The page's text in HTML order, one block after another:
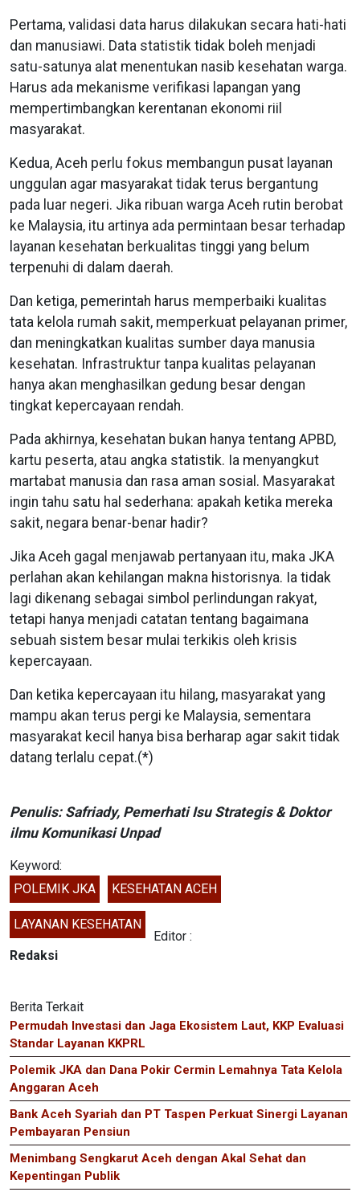
Pertama, validasi data harus dilakukan secara hati-hati
dan manusiawi. Data statistik tidak boleh menjadi
satu-satunya alat menentukan nasib kesehatan warga.
Harus ada mekanisme verifikasi lapangan yang
mempertimbangkan kerentanan ekonomi riil
masyarakat.
Kedua, Aceh perlu fokus membangun pusat layanan
unggulan agar masyarakat tidak terus bergantung
pada luar negeri. Jika ribuan warga Aceh rutin berobat
ke Malaysia, itu artinya ada permintaan besar terhadap
layanan kesehatan berkualitas tinggi yang belum
terpenuhi di dalam daerah.
Dan ketiga, pemerintah harus memperbaiki kualitas
tata kelola rumah sakit, memperkuat pelayanan primer,
dan meningkatkan kualitas sumber daya manusia
kesehatan. Infrastruktur tanpa kualitas pelayanan
hanya akan menghasilkan gedung besar dengan
tingkat kepercayaan rendah.
Pada akhirnya, kesehatan bukan hanya tentang APBD,
kartu peserta, atau angka statistik. Ia menyangkut
martabat manusia dan rasa aman sosial. Masyarakat
ingin tahu satu hal sederhana: apakah ketika mereka
sakit, negara benar-benar hadir?
Jika Aceh gagal menjawab pertanyaan itu, maka JKA
perlahan akan kehilangan makna historisnya. Ia tidak
lagi dikenang sebagai simbol perlindungan rakyat,
tetapi hanya menjadi catatan tentang bagaimana
sebuah sistem besar mulai terkikis oleh krisis
kepercayaan.
Dan ketika kepercayaan itu hilang, masyarakat yang
mampu akan terus pergi ke Malaysia, sementara
masyarakat kecil hanya bisa berharap agar sakit tidak
datang terlalu cepat.(*)
Penulis: Safriady, Pemerhati Isu Strategis & Doktor
ilmu Komunikasi Unpad
Keyword:
POLEMIK JKA
KESEHATAN ACEH
LAYANAN KESEHATAN
Editor :
Redaksi
Berita Terkait
Permudah Investasi dan Jaga Ekosistem Laut, KKP Evaluasi
Standar Layanan KKPRL
Polemik JKA dan Dana Pokir Cermin Lemahnya Tata Kelola
Anggaran Aceh
Bank Aceh Syariah dan PT Taspen Perkuat Sinergi Layanan
Pembayaran Pensiun
Menimbang Sengkarut Aceh dengan Akal Sehat dan
Kepentingan Publik